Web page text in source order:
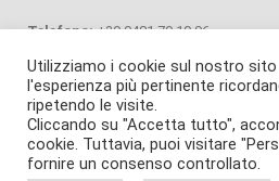
Telefono:+39 0481 79 10 96
WhatsApp
+39 371 42 61 643
Email:info@maratonenelmondo.it
Privacy & Cookie policy
Condizioni Generali di Contratto
Utilizziamo i cookie sul nostro
l'esperienza più pertinente
ripetendo le visite.
Cliccando su "Accetta tutto",
cookie. Tuttavia, puoi visitare
fornire un consenso controllato.